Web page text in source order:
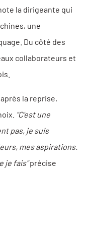
la dirigeante qui
une
Du côté des
collaborateurs et
la reprise,
"C'est une
pas, je suis
mes aspirations.
je fais"précise